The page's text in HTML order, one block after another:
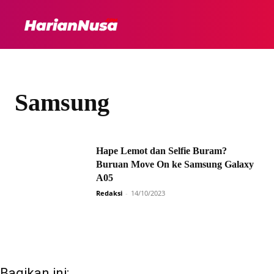
Samsung
Hape Lemot dan Selfie Buram?
Buruan Move On ke Samsung Galaxy
A05
Redaksi - 14/10/2023